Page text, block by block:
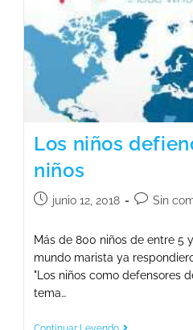
Los niños
niños
junio 12, 2018 Sin
Más de 800 niños de entre 5
mundo marista ya
"Los niños como defensores
tema…